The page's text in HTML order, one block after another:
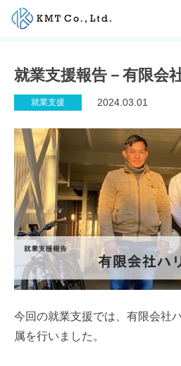
Skip
NEWS
サービス
お客様の声
特定技能コラム
採用情報
就業支援報告－有限会
就業支援 2024.03.01
今回の就業支援では、有限会社
属を行いました。